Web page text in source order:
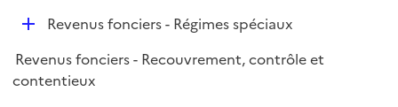
r
i
e
D
p
l
Revenus fonciers - Régimes spéciaux
Revenus fonciers - Recouvrement, contrôle et
contentieux